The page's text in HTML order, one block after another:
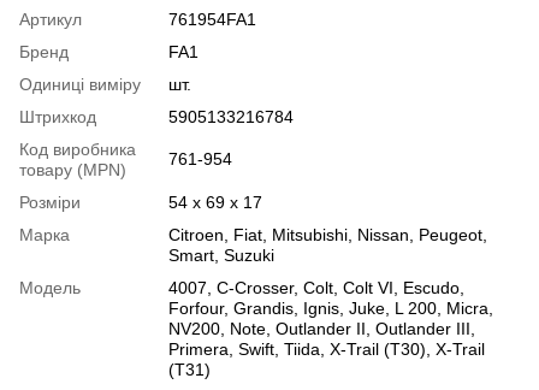
Артикул
761954FA1
Бренд
FA1
Одиниці виміру
шт.
Штрихкод
5905133216784
Код виробника
товару (MPN)
761-954
Розміри
54 x 69 x 17
Марка
Citroen Fiat Mitsubishi Nissan Peugeot
Smart Suzuki
Модель
4007 C-Crosser, Colt Colt VI Escudo
Forfour, Grandis Ignis Juke L 200 Micra
NV200 Note Outlander II Outlander III
Primera Swift Tiida X-Trail (T30) X-Trail
(T31)